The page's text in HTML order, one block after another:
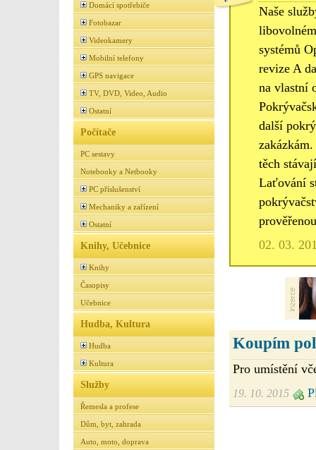
Domácí spotřebiče
Fotobazar
Videokamery
Mobilní telefony
GPS navigace
TV, DVD, Video, Audio
Ostatní
Počítače
PC sestavy
Notebooky a Netbooky
PC příslušenství
Mechaniky a zařízení
Ostatní
Knihy, Učebnice
Knihy
Časopisy
Učebnice
Hudba, Kultura
Hudba
Kultura
Služby
Řemesla a profese
Dům, byt, zahrada
Auto, moto, doprava
Naše
systémů
revize A
na vlastní
další
těch
Laťování
02. 03.
Koupím
Pro umístění
19. 10. 2015